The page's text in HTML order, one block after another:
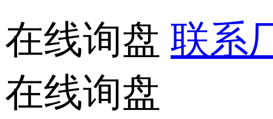
在线询盘 联系
在线询盘